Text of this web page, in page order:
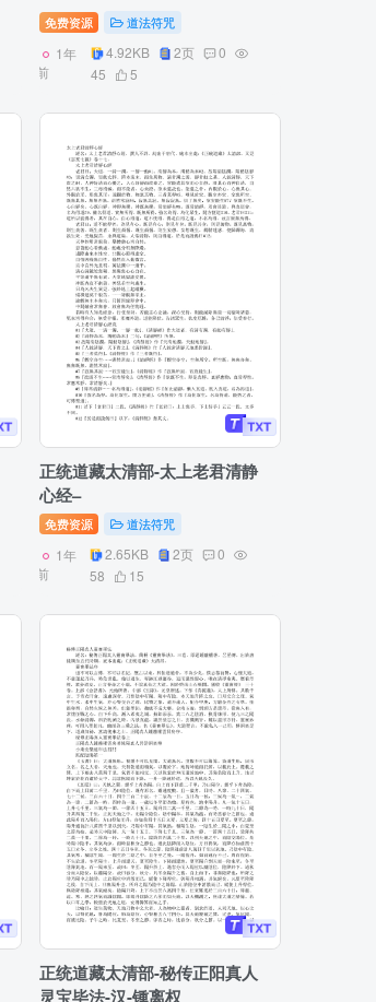
免费资源 道法符咒
1年
前
4.92KB 2页
0
45
5
正统道藏太清部-太上老君清静
心经–
免费资源 道法符咒
1年
前
2.65KB 2页
0
58
15
正统道藏太清部-秘传正阳真人
灵宝毕法-汉-锺离权